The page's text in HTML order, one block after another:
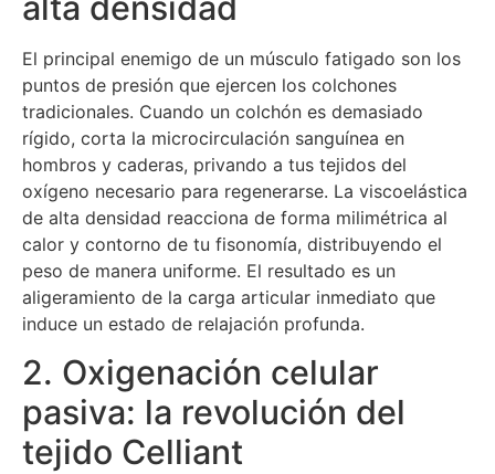
El principal enemigo de un músculo fatigado son los
puntos de presión que ejercen los colchones
tradicionales. Cuando un colchón es demasiado
rígido, corta la microcirculación sanguínea en
hombros y caderas, privando a tus tejidos del
oxígeno necesario para regenerarse. La viscoelástica
de alta densidad reacciona de forma milimétrica al
calor y contorno de tu fisonomía, distribuyendo el
peso de manera uniforme. El resultado es un
aligeramiento de la carga articular inmediato que
induce un estado de relajación profunda.
2. Oxigenación celular
pasiva: la revolución del
tejido Celliant